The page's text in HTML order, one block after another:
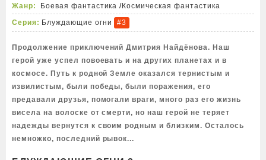
Жанр: Боевая фантастика /Космическая фантастика
Серия: Блуждающие огни #3
Продолжение приключений Дмитрия Найдёнова. Наш
герой уже успел повоевать и на других планетах и в
космосе. Путь к родной Земле оказался тернистым и
извилистым, были победы, были поражения, его
предавали друзья, помогали враги, много раз его жизнь
висела на волоске от смерти, но наш герой не теряет
надежды вернутся к своим родным и близким. Осталось
немножко, последний рывок...